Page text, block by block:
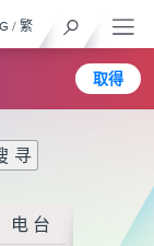
取得
/ 繁
电台